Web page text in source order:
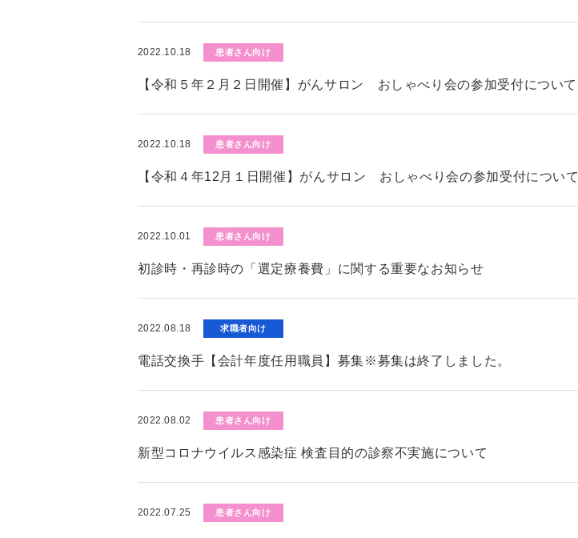
2022.10.18 患者さん向け
【令和５年２月２日開催】がんサロン おしゃべり会の参加受付について
2022.10.18 患者さん向け
【令和４年12月１日開催】がんサロン おしゃべり会の参加受付について
2022.10.01 患者さん向け
初診時・再診時の「選定療養費」に関する重要なお知らせ
2022.08.18 求職者向け
電話交換手【会計年度任用職員】募集※募集は終了しました。
2022.08.02 患者さん向け
新型コロナウイルス感染症 検査目的の診察不実施について
2022.07.25 患者さん向け